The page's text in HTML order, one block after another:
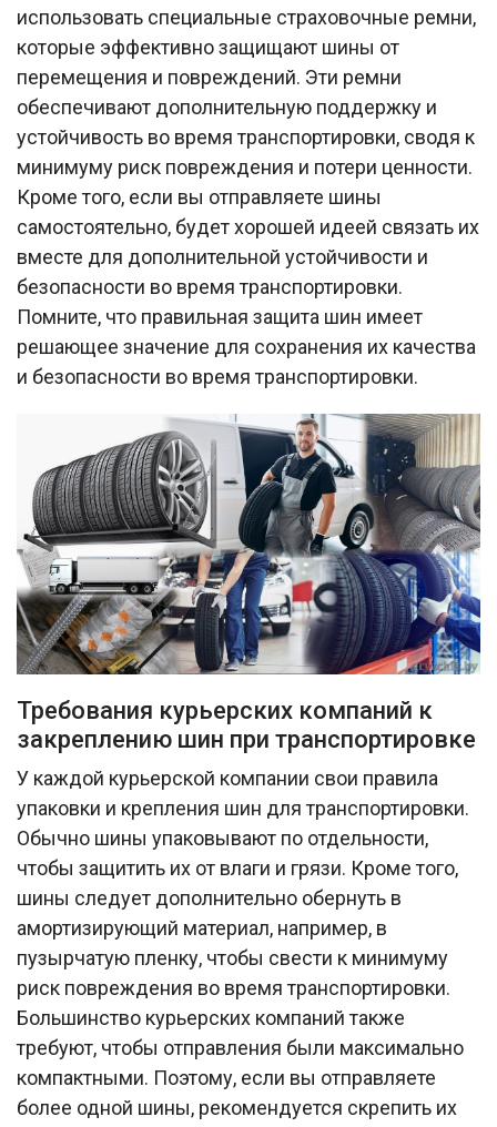
использовать специальные страховочные ремни,
которые эффективно защищают шины от
перемещения и повреждений. Эти ремни
обеспечивают дополнительную поддержку и
устойчивость во время транспортировки, сводя к
минимуму риск повреждения и потери ценности.
Кроме того, если вы отправляете шины
самостоятельно, будет хорошей идеей связать их
вместе для дополнительной устойчивости и
безопасности во время транспортировки.
Помните, что правильная защита шин имеет
решающее значение для сохранения их качества
и безопасности во время транспортировки.
Требования курьерских компаний к
закреплению шин при транспортировке
У каждой курьерской компании свои правила
упаковки и крепления шин для транспортировки.
Обычно шины упаковывают по отдельности,
чтобы защитить их от влаги и грязи. Кроме того,
шины следует дополнительно обернуть в
амортизирующий материал, например, в
пузырчатую пленку, чтобы свести к минимуму
риск повреждения во время транспортировки.
Большинство курьерских компаний также
требуют, чтобы отправления были максимально
компактными. Поэтому, если вы отправляете
более одной шины, рекомендуется скрепить их